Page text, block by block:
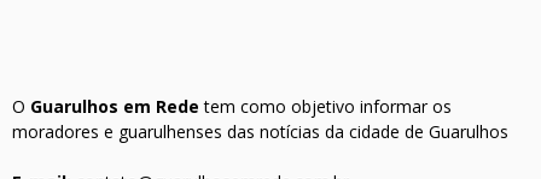
O Guarulhos em Rede tem como objetivo informar os
moradores e guarulhenses das notícias da cidade de Guarulhos